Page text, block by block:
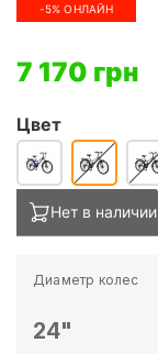
-5% ОНЛАЙН
7 170 грн
Цвет
Нет в наличии
Диаметр колес
24"